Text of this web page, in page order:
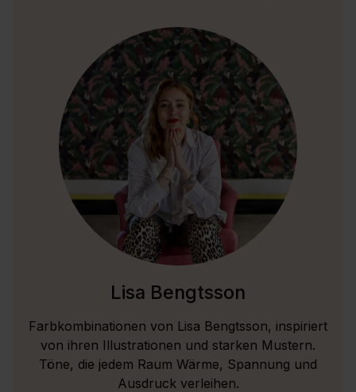
Lisa Bengtsson
Farbkombinationen von Lisa Bengtsson, inspiriert
von ihren Illustrationen und starken Mustern.
Töne, die jedem Raum Wärme, Spannung und
Ausdruck verleihen.